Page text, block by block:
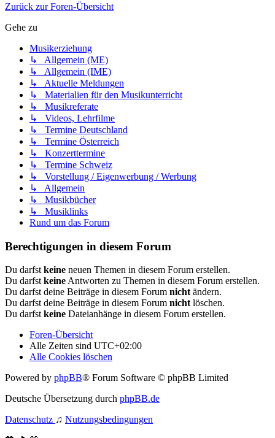
Zurück zur Foren-Übersicht
Gehe zu
Musikerziehung
↳ Allgemein (ME)
↳ Allgemein (IME)
↳ Aktuelle Meldungen
↳ Materialien für den Musikunterricht
↳ Musikreferate
↳ Videos, Lehrfilme
↳ Termine Deutschland
↳ Termine Österreich
↳ Konzerttermine
↳ Termine Schweiz
↳ Vorstellung / Eigenwerbung / Werbung
↳ Allgemein
↳ Musikbücher
↳ Musiklinks
Rund um das Forum
Berechtigungen in diesem Forum
Du darfst keine neuen Themen in diesem Forum erstellen.
Du darfst keine Antworten zu Themen in diesem Forum erstellen.
Du darfst deine Beiträge in diesem Forum nicht ändern.
Du darfst deine Beiträge in diesem Forum nicht löschen.
Du darfst keine Dateianhänge in diesem Forum erstellen.
Foren-Übersicht
Alle Zeiten sind UTC+02:00
Alle Cookies löschen
Powered by phpBB® Forum Software © phpBB Limited
Deutsche Übersetzung durch phpBB.de
Datenschutz ♫ Nutzungsbedingungen